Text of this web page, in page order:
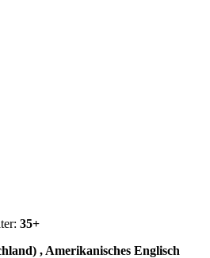
35+
, Amerikanisches Englisch